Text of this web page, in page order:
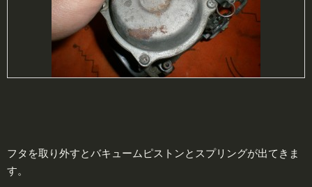
フタを取り外すとバキュームピストンとスプリングが出てきま
す。